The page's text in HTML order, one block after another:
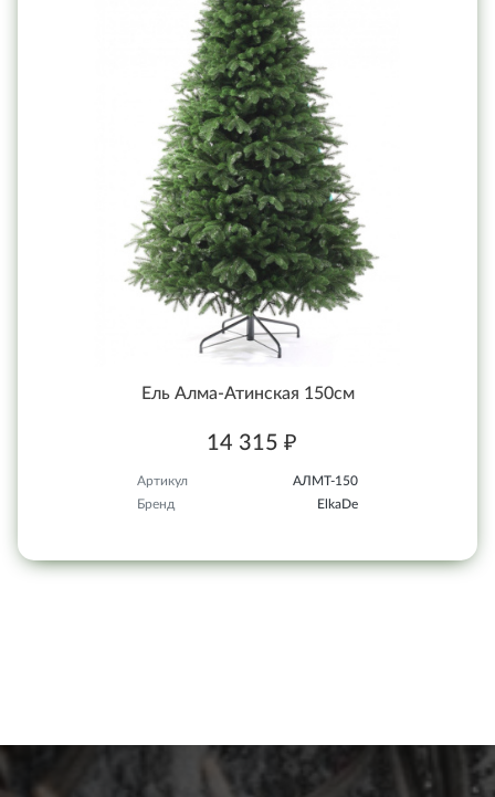
Ель Алма-Атинская 150см
14 315 ₽
Артикул
АЛМТ-150
Бренд
ElkaDe